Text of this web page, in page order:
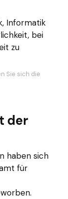
Informatik
bei
zu
Sie sich die
der
haben sich
für